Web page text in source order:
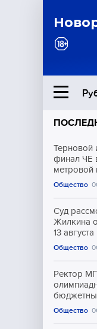
Терновой
финал ЧЕ
Общество
Суд
Жилкина
13 августа
Общество
Ректор
Общество